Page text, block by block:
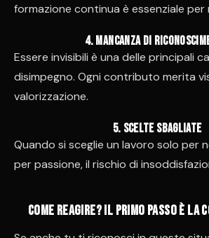
formazione continua è essenziale
4. Mancanza di
Essere invisibili è una delle principali
disimpegno. Ogni contributo merita
valorizzazione.
5. Scelte sbagliate
Quando si sceglie un lavoro solo per
per passione, il rischio di
Come reagire? Il primo passo è la